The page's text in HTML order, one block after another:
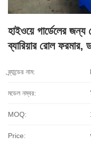
হাইওয়ে গার্ডেলের জন্য
ব্যারিয়ার রোল ফরমার,
ব্র্যান্ডের নাম:
মডেল নম্বর:
MOQ:
Price: